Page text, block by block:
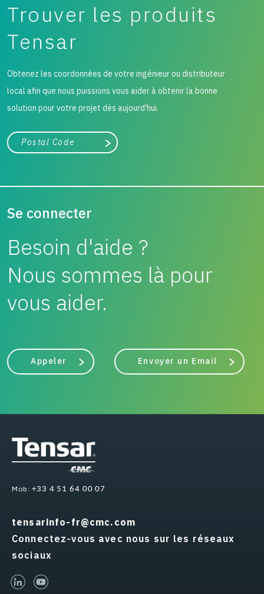
Trouver les produits
Tensar
Obtenez les coordonnées de votre ingénieur ou distributeur
local afin que nous puissions vous aider à obtenir la bonne
solution pour votre projet dès aujourd'hui.
Ville, état ou code postal
Chercher
Se connecter
Besoin d'aide ?
Nous sommes là pour
vous aider.
Appeler Envoyer un Email
Mob: +33 4 51 64 00 07
tensarinfo-fr@cmc.com
Connectez-vous avec nous sur les réseaux
sociaux
linked-inyoutube